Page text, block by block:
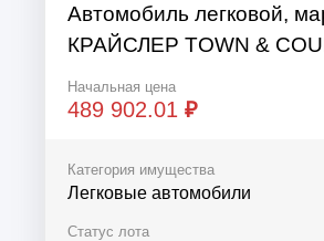
Автомобиль легковой,
КРАЙСЛЕР TOWN &
модель: КРАЙСЛЕР
COUNTRY LX, VIN:
номер: ...
Начальная цена
489 902.01 ₽
Категория имущества
Легковые автомобили
Статус лота